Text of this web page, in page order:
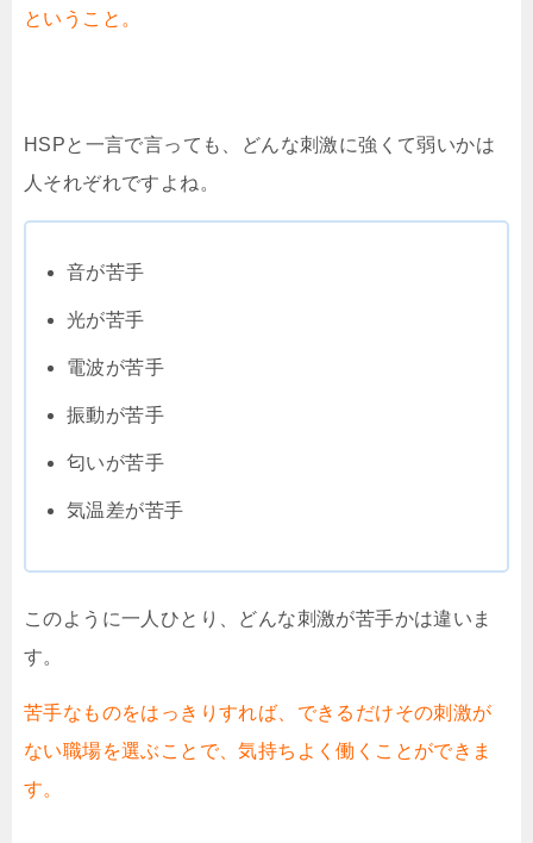
ということ。
HSPと一言で言っても、どんな刺激に強くて弱いかは
人それぞれですよね。
音が苦手
光が苦手
電波が苦手
振動が苦手
匂いが苦手
気温差が苦手
このように一人ひとり、どんな刺激が苦手かは違いま
す。
苦手なものをはっきりすれば、できるだけその刺激が
ない職場を選ぶことで、気持ちよく働くことができま
す。